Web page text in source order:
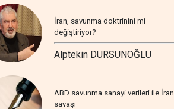
İran, savunma doktrinini mi
değiştiriyor?
Alptekin DURSUNOĞLU
ABD savunma sanayi verileri ile İran
savaşı